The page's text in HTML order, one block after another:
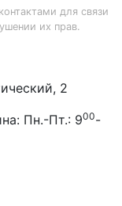
для связи
их прав.
2
Пн.-Пт.: 900-